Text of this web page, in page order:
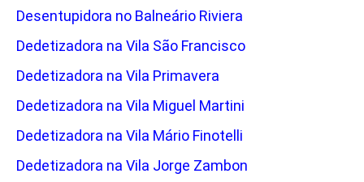
Desentupidora no Balneário Riviera
Dedetizadora na Vila São Francisco
Dedetizadora na Vila Primavera
Dedetizadora na Vila Miguel Martini
Dedetizadora na Vila Mário Finotelli
Dedetizadora na Vila Jorge Zambon